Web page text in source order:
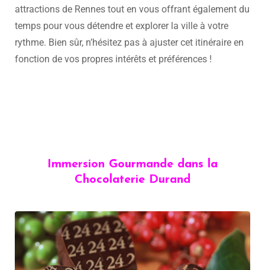
attractions de Rennes tout en vous offrant également du
temps pour vous détendre et explorer la ville à votre
rythme. Bien sûr, n’hésitez pas à ajuster cet itinéraire en
fonction de vos propres intérêts et préférences !
Immersion Gourmande dans la
Chocolaterie Durand